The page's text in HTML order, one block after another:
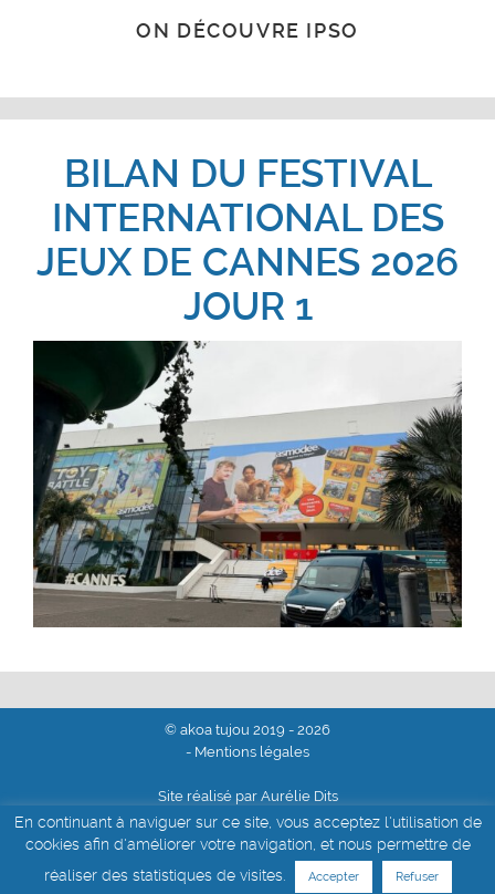
ON DÉCOUVRE IPSO
BILAN DU FESTIVAL
INTERNATIONAL DES
JEUX DE CANNES 2026
JOUR 1
© akoa tujou 2019 - 2026
- Mentions légales
Site réalisé par Aurélie Dits
En continuant à naviguer sur ce site, vous acceptez l'utilisation de
cookies afin d'améliorer votre navigation, et nous permettre de
réaliser des statistiques de visites.
Accepter Refuser